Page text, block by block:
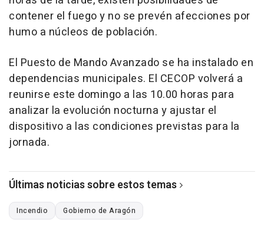
contener el fuego y no se prevén afecciones por
humo a núcleos de población.
El Puesto de Mando Avanzado se ha instalado en
dependencias municipales. El CECOP volverá a
reunirse este domingo a las 10.00 horas para
analizar la evolución nocturna y ajustar el
dispositivo a las condiciones previstas para la
jornada.
Últimas noticias sobre estos temas
Incendio Gobierno de Aragón